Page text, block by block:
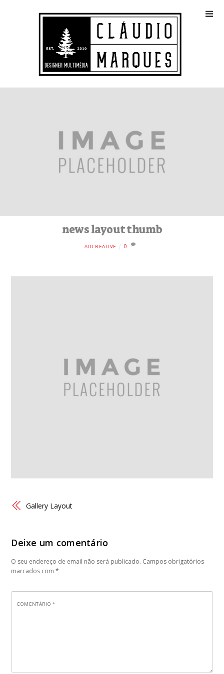
news layout thumb
ADCREATIVE 0
Gallery Layout
Deixe um comentário
O seu endereço de email não será publicado. Campos obrigatórios
marcados com*
COMENTÁRIO *